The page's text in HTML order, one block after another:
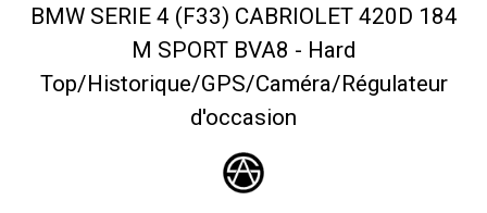
BMW SERIE 4 (F33) CABRIOLET 420D 184
M SPORT BVA8 - Hard
Top/Historique/GPS/Caméra/Régulateur
d'occasion